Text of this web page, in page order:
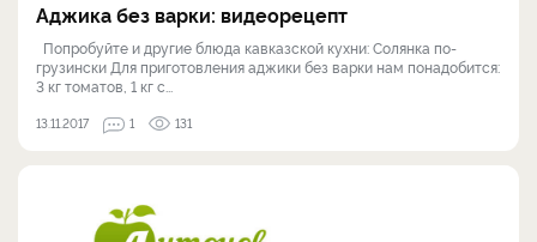
Аджика без варки: видеорецепт
Попробуйте и другие блюда кавказской кухни: Солянка по-
грузински Для приготовления аджики без варки нам понадобится:
3 кг томатов, 1 кг с...
13.11.2017 1 131